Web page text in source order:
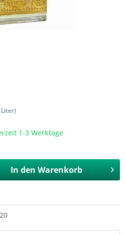
1-3 Werktage
In den Warenkorb